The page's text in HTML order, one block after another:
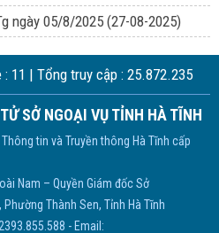
ngày 05/8/2025 (27-08-2025)
: 11 | Tổng truy cập : 25.872.235
SỞ NGOẠI VỤ TỈNH HÀ TĨNH
tin và Truyền thông Hà Tĩnh cấp
Nam – Quyền Giám đốc Sở
Thành Sen, Tỉnh Hà Tĩnh
- Email: